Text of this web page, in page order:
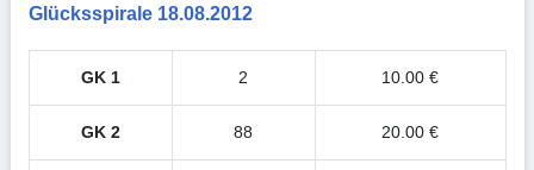
Glücksspirale 18.08.2012
GK 1 2 10.00 €
GK 2 88 20.00 €